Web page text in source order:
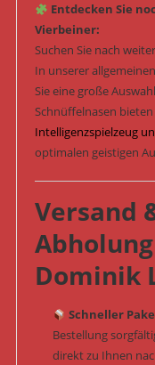
Entdecken Sie
Vierbeiner:
Suchen Sie nach
In unserer
Sie eine große
Schnüffelnasen
Intelligenzspielzeug
optimalen geistigen
Versand
Dominik
Schneller
Bestellung
direkt zu Ihnen